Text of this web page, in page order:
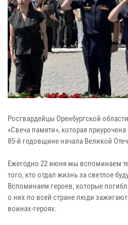
Росгвардейцы Оренбургской
«Свеча памяти», которая
85-й годовщине начала Великой
Ежегодно 22 июня мы вспоминаем
того, кто отдал жизнь за светлое
Вспоминаем героев, которые
о них по всей стране люди
воинах-героях.